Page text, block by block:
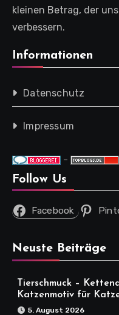
kleinen Betrag, der
verbessern.
Informationen
Datenschutz
Impressum
-
Follow Us
Facebook
Neuste Beiträge
Tierschmuck –
Katzenmotiv für
5. August 2026